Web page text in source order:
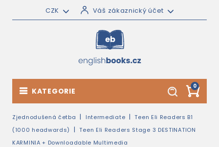
CZK Váš zákaznický účet
0
KATEGORIE
Zjednodušená četba Intermediate
Teen Eli Readers B1
(1000 headwards)
Teen Eli Readers Stage 3 DESTINATION
KARMINIA + Downloadable Multimedia